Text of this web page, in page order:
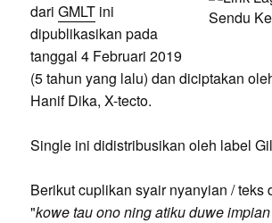
dari GMLTini
dipublikasikan pada
tanggal 4 Februari 2019
(5 tahun yang lalu) dan diciptakan
Hanif Dika, X-tecto.
Single ini didistribusikan oleh label
Berikut cuplikan syair nyanyian / teks
"kowe tau ono ning atiku duwe